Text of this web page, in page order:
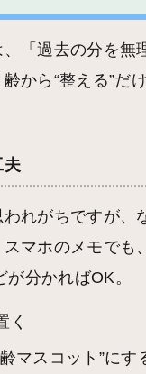
「過去の分を無
から“整える”だ
夫
れがちですが、
マホのメモでも
分かればOK。
く
マスコット”にす